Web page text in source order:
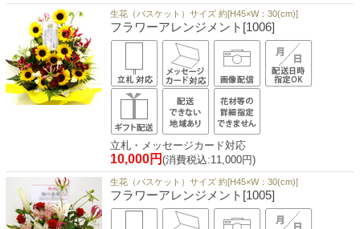
生花（バスケット）サイズ 約[H45×W：30(cm)]
フラワーアレンジメント[1006]
立札・メッセージカード対応
10,000円 (消費税込:11,000円)
生花（バスケット）サイズ 約[H45×W：30(cm)]
フラワーアレンジメント[1005]